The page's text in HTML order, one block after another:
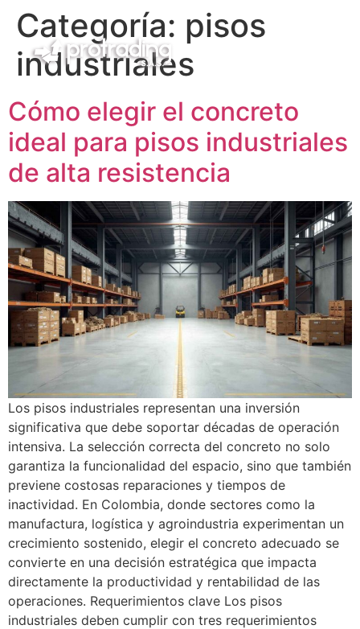
Categoría: pisos
industriales
Cómo elegir el concreto
ideal para pisos industriales
de alta resistencia
Los pisos industriales representan una inversión
significativa que debe soportar décadas de operación
intensiva. La selección correcta del concreto no solo
garantiza la funcionalidad del espacio, sino que también
previene costosas reparaciones y tiempos de
inactividad. En Colombia, donde sectores como la
manufactura, logística y agroindustria experimentan un
crecimiento sostenido, elegir el concreto adecuado se
convierte en una decisión estratégica que impacta
directamente la productividad y rentabilidad de las
operaciones. Requerimientos clave Los pisos
industriales deben cumplir con tres requerimientos